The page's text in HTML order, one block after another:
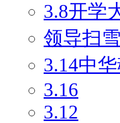
3.8开学
领导扫雪
3.14中
3.16
3.12